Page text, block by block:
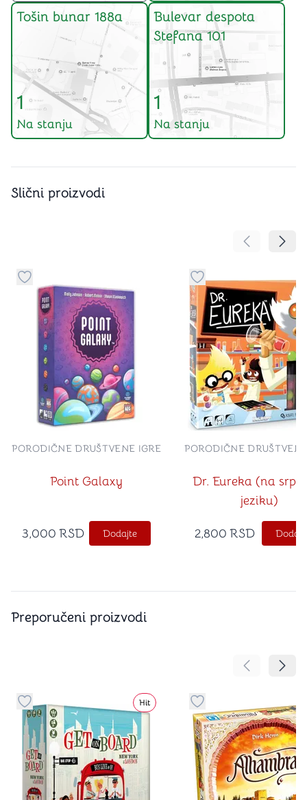
Tošin bunar 188a
1
Na stanju
Bulevar despota
Stefana 101
1
Na stanju
Slični proizvodi
Pomeranje
Dugme za dodavanje stvari u kategoriju omiljeno
Point Galaxy
PORODIČNE DRUŠTVENE IGRE
3,000 RSD Dodajte
Dugme za dodavanje
Dr. Eureka (na
jeziku)
PORODIČNE
2,800 RSD
Preporučeni proizvodi
Pomeranje
Dugme za dodavanje stvari u kategoriju omiljeno
Hit Dugme za dodavanje